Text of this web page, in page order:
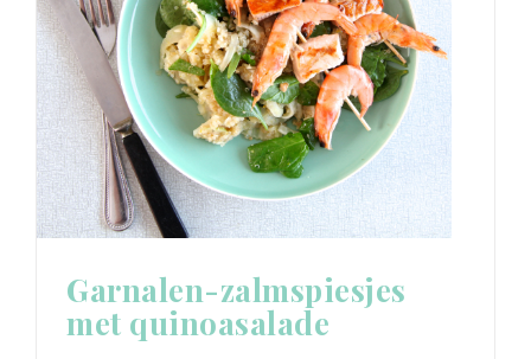
Garnalen-zalmspiesjes
met quinoasalade